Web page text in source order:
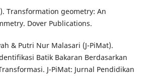
Transformation geometry: An
Dover Publications.
& Putri Nur Malasari (J-PiMat).
Batik Bakaran Berdasarkan
J-PiMat: Jurnal Pendidikan